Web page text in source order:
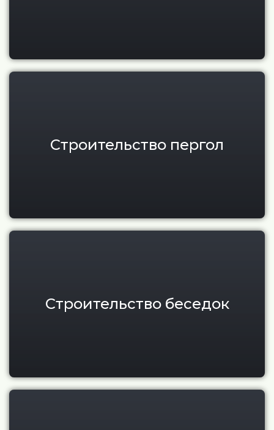
Пергола с крышей для
Строительство пергол
Современные беседки под
Строительство беседок
Современные навесы под